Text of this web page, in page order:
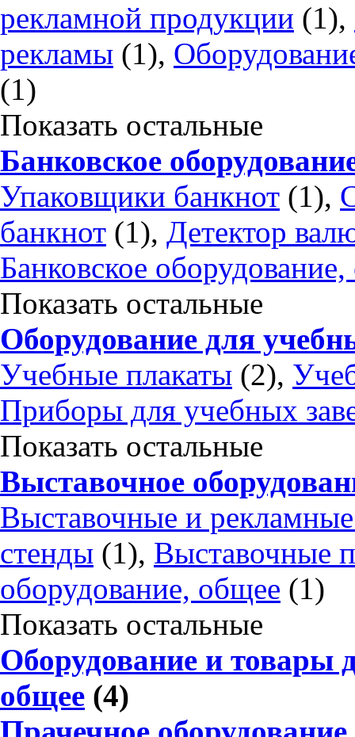
рекламной продукции (1),
рекламы (1),
(1)
Показать остальные
Банковское
Упаковщики банкнот (1),
банкнот (1), Детектор
Банковское
Показать остальные
Оборудование для
Учебные плакаты (2),
Приборы для учебных
Показать остальные
Выставочное
Выставочные и
стенды (1), Выставочные
оборудование, общее (1)
Показать остальные
Оборудование и товары
общее (4)